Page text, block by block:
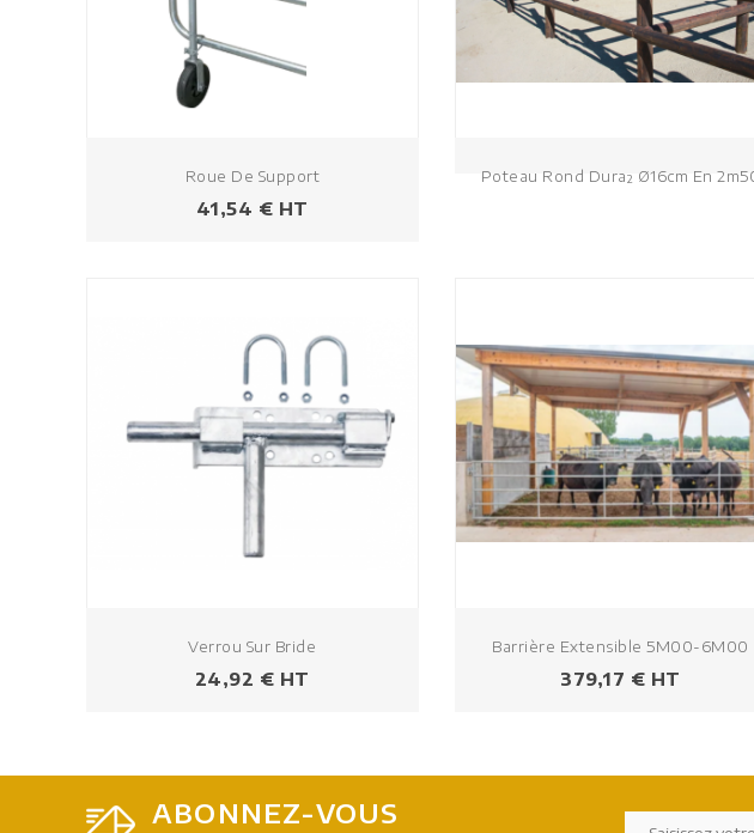
Roue De Support
Prix
41,54 € HT
Poteau Rond Dura² Ø16cm En
Verrou Sur Bride
Prix
24,92 € HT
Barrière Extensible 5M00-6M00
Prix
379,17 € HT
ABONNEZ-VOUS